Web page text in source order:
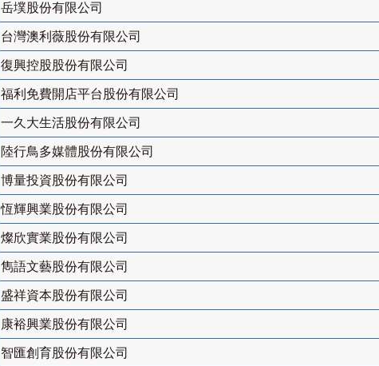
岳墣股份有限公司
台灣澳利薇股份有限公司
復興控股股份有限公司
福利免費開店平台股份有限公司
一久大生活股份有限公司
陸行鳥多媒體股份有限公司
博量投資股份有限公司
恆輝興業股份有限公司
燦欣實業股份有限公司
雋語文藝股份有限公司
盛祥資本股份有限公司
康裕興業股份有限公司
智匯創育股份有限公司